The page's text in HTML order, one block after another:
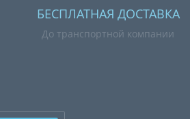
БЕСПЛАТНАЯ ДОСТАВКА
До транспортной компании